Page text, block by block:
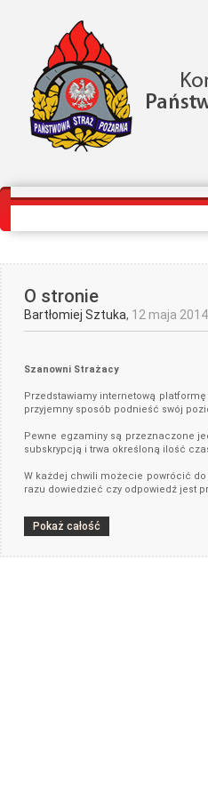
O stronie
Bartłomiej Sztuka, 12 maja
Szanowni Strażacy
Przedstawiamy internetową
przyjemny sposób podnieść swój
Pewne egzaminy są przeznaczone
subskrypcją i trwa określoną ilość
W każdej chwili możecie powrócić
razu dowiedzieć czy odpowiedź jest
Pokaż całość